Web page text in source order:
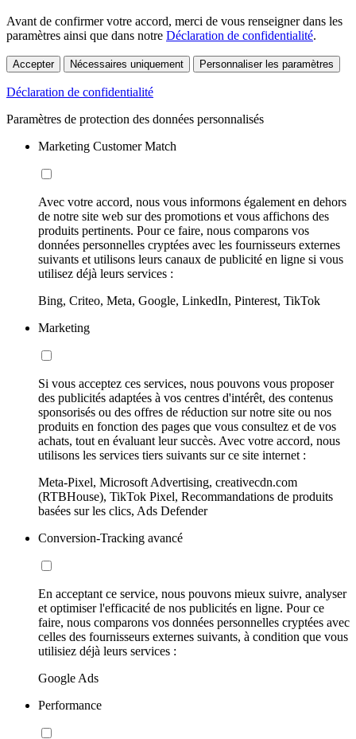
Avant de confirmer votre accord, merci de vous renseigner dans les
paramètres ainsi que dans notre Déclaration de confidentialité.
Accepter Nécessaires uniquement Personnaliser les paramètres
Déclaration de confidentialité
Paramètres de protection des données personnalisés
Marketing Customer Match
Avec votre accord, nous vous informons également en dehors
de notre site web sur des promotions et vous affichons des
produits pertinents. Pour ce faire, nous comparons vos
données personnelles cryptées avec les fournisseurs externes
suivants et utilisons leurs canaux de publicité en ligne si vous
utilisez déjà leurs services :
Bing, Criteo, Meta, Google, LinkedIn, Pinterest, TikTok
Marketing
Si vous acceptez ces services, nous pouvons vous proposer
des publicités adaptées à vos centres d'intérêt, des contenus
sponsorisés ou des offres de réduction sur notre site ou nos
produits en fonction des pages que vous consultez et de vos
achats, tout en évaluant leur succès. Avec votre accord, nous
utilisons les services tiers suivants sur ce site internet :
Meta-Pixel, Microsoft Advertising, creativecdn.com
(RTBHouse), TikTok Pixel, Recommandations de produits
basées sur les clics, Ads Defender
Conversion-Tracking avancé
En acceptant ce service, nous pouvons mieux suivre, analyser
et optimiser l'efficacité de nos publicités en ligne. Pour ce
faire, nous comparons vos données personnelles cryptées avec
celles des fournisseurs externes suivants, à condition que vous
utilisiez déjà leurs services :
Google Ads
Performance